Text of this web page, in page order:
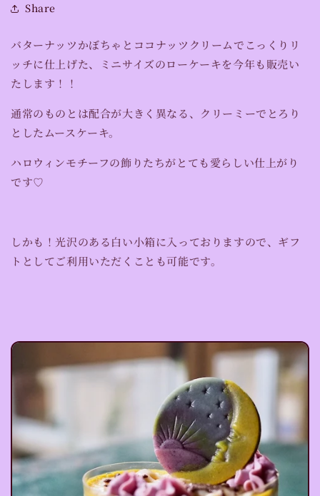
Share
バターナッツかぼちゃとココナッツクリームでこっくりリ
ッチに仕上げた、ミニサイズのローケーキを今年も販売い
たします！！
通常のものとは配合が大きく異なる、クリーミーでとろり
としたムースケーキ。
ハロウィンモチーフの飾りたちがとても愛らしい仕上がり
です♡
しかも！光沢のある白い小箱に入っておりますので、ギフ
トとしてご利用いただくことも可能です。